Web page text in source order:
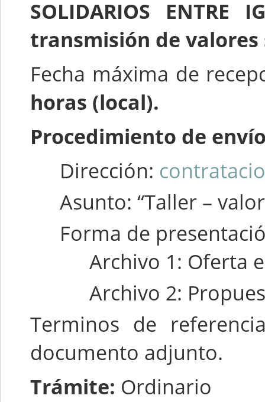
SOLIDARIOS
transmisión de
Fecha máxima de
horas (local).
Procedimiento de
Dirección:
Asunto: “Taller –
Forma de
Archivo 1: Oferta
Archivo 2:
Terminos de
documento adjunto.
Trámite: Ordinario